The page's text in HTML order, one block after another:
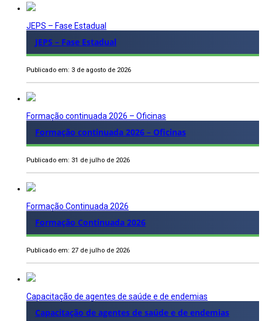
JEPS – Fase Estadual
JEPS – Fase Estadual
Publicado em: 3 de agosto de 2026
Formação continuada 2026 – Oficinas
Formação continuada 2026 – Oficinas
Publicado em: 31 de julho de 2026
Formação Continuada 2026
Formação Continuada 2026
Publicado em: 27 de julho de 2026
Capacitação de agentes de saúde e de endemias
Capacitação de agentes de saúde e de endemias